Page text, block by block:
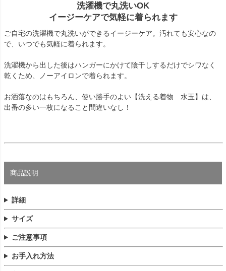
洗濯機で丸洗いOK
イージーケアで気軽に着られます
ご自宅の洗濯機で丸洗いができるイージーケア。汚れても安心なの
で、いつでも気軽に着られます。
洗濯機から出した後はハンガーにかけて陰干しするだけでシワなく
乾くため、ノーアイロンで着られます。
お洒落なのはもちろん、使い勝手のよい【洗える着物 水玉】は、
出番の多い一枚になること間違いなし！
商品説明
詳細
サイズ
ご注意事項
お手入れ方法